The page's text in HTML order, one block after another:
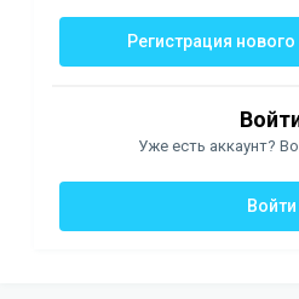
Регистрация
Уже есть аккаунт?
Войти